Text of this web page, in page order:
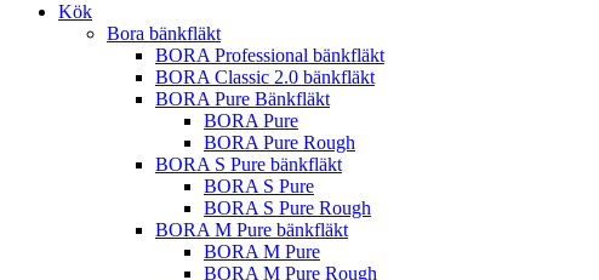
Kök
Bora bänkfläkt
BORA Professional bänkfläkt
BORA Classic 2.0 bänkfläkt
BORA Pure Bänkfläkt
BORA Pure
BORA Pure Rough
BORA S Pure bänkfläkt
BORA S Pure
BORA S Pure Rough
BORA M Pure bänkfläkt
BORA M Pure
BORA M Pure Rough